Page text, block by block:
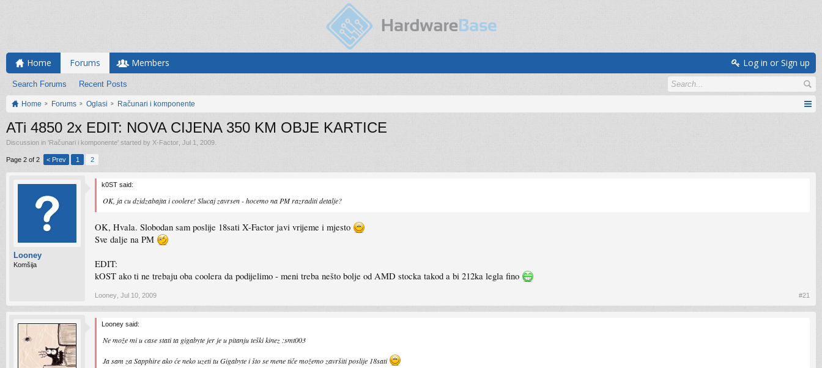
Home Forums
Search Forums Recent Posts
Members Log in or Sign up
Home Forums Oglasi Računari i komponente
ATi 4850 2x EDIT: NOVA CIJENA 350 KM OBJE KARTICE
Discussion in 'Računari i komponente' started by X-Factor Jul 1, 2009
Page 2 of 2 < Prev 1 2
Looney
Komšija
k0ST said:
OK, ja cu dzidzabajta i coolere! Slucaj zavrsen - hocemo na PM razraditi detalje?
OK, Hvala. Slobodan sam poslije 18sati X-Factor javi vrijeme i mjesto
Sve dalje na PM
EDIT:
kOST ako ti ne trebaju oba coolera da podijelimo - meni treba nešto bolje od AMD stocka takod a bi 212ka legla fino
Looney Jul 10, 2009 #21
Looney said:
Ne može mi u case stati ta gigabyte jer je u pitanju teški kinez :smt003
Ja sam za Sapphire ako će neko uzeti tu Gigabyte i što se mene tiče možemo završiti poslije 18sati